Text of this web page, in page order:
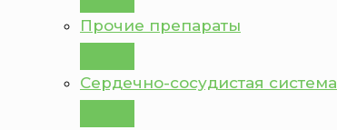
Прочие препараты
Сердечно-сосудистая система